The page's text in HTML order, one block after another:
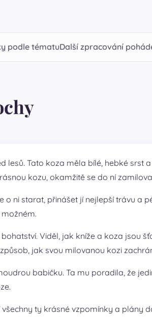
podle tématuDalší zpracování
Tato koza měla bílé, hebké srst
kozu, okamžitě se do ní
ni starat, přinášet jí nejlepší trávu a
Viděl, jak kníže a koza jsou
jak svou milovanou kozi
babičku. Ta mu poradila, že
ty krásné vzpomínky a plány